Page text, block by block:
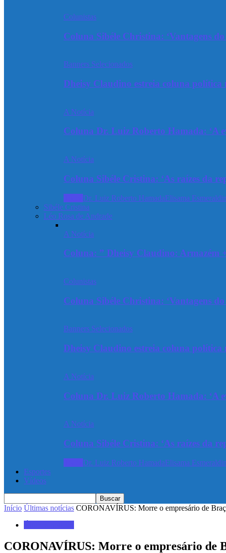
Colunistas
Coluna Sibéle Christina: ‘Vantagens
Banners Selecionados
Dheisy Claudino estreia coluna
A Notícia
Coluna Dr. Luiz Roberto Hamada: ‘A
A Notícia
Coluna Sibéle Cristina: ‘As raízes da
Dr. Luiz Roberto HamadaElisama
Sibéle Cristina
Léo Rosa de Andrade
A Notícia
Coluna: ” Dheisy Claudino: Armazém
Colunistas
Coluna Sibéle Christina: ‘Vantagens
Banners Selecionados
Dheisy Claudino estreia coluna
A Notícia
Coluna Dr. Luiz Roberto Hamada: ‘A
A Notícia
Coluna Sibéle Cristina: ‘As raízes da
Dr. Luiz Roberto HamadaElisama
Esportes
Vídeos
Início Últimas notícias CORONAVÍRUS: Morre o empresário de
CORONAVÍRUS: Morre o empresário de